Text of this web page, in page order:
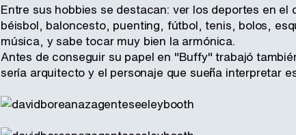
Entre sus hobbies se destacan: ver los deportes en
béisbol, baloncesto, puenting, fútbol, tenis, bolos,
música, y sabe tocar muy bien la armónica.
Antes de conseguir su papel en "Buffy" trabajó
sería arquitecto y el personaje que sueña interpretar